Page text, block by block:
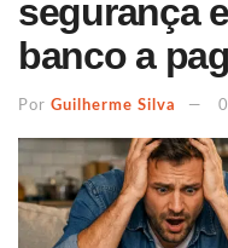
segurança
banco a
Por Guilherme Silva